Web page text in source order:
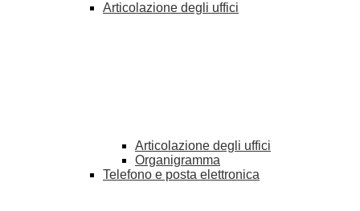
Articolazione degli uffici
Articolazione degli uffici
Organigramma
Telefono e posta elettronica